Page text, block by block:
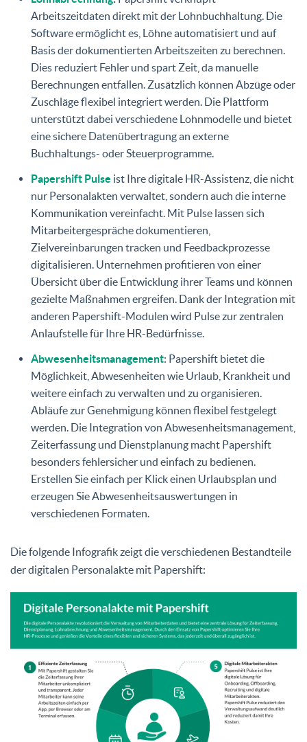
Arbeitszeitdaten direkt mit der Lohnbuchhaltung. Die
Software ermöglicht es, Löhne automatisiert und auf
Basis der dokumentierten Arbeitszeiten zu berechnen.
Dies reduziert Fehler und spart Zeit, da manuelle
Berechnungen entfallen. Zusätzlich können Abzüge oder
Zuschläge flexibel integriert werden. Die Plattform
unterstützt dabei verschiedene Lohnmodelle und bietet
eine sichere Datenübertragung an externe
Buchhaltungs- oder Steuerprogramme.
Papershift Pulse ist Ihre digitale HR-Assistenz, die nicht
nur Personalakten verwaltet, sondern auch die interne
Kommunikation vereinfacht. Mit Pulse lassen sich
Mitarbeitergespräche dokumentieren,
Zielvereinbarungen tracken und Feedbackprozesse
digitalisieren. Unternehmen profitieren von einer
Übersicht über die Entwicklung ihrer Teams und können
gezielte Maßnahmen ergreifen. Dank der Integration mit
anderen Papershift-Modulen wird Pulse zur zentralen
Anlaufstelle für Ihre HR-Bedürfnisse.
Abwesenheitsmanagement: Papershift bietet die
Möglichkeit, Abwesenheiten wie Urlaub, Krankheit und
weitere einfach zu verwalten und zu organisieren.
Abläufe zur Genehmigung können flexibel festgelegt
werden. Die Integration von Abwesenheitsmanagement,
Zeiterfassung und Dienstplanung macht Papershift
besonders fehlersicher und einfach zu bedienen.
Erstellen Sie einfach per Klick einen Urlaubsplan und
erzeugen Sie Abwesenheitsauswertungen in
verschiedenen Formaten.
Die folgende Infografik zeigt die verschiedenen Bestandteile
der digitalen Personalakte mit Papershift: